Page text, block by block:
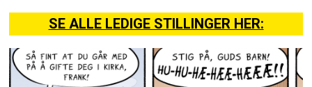
SE ALLE LEDIGE STILLINGER HER: